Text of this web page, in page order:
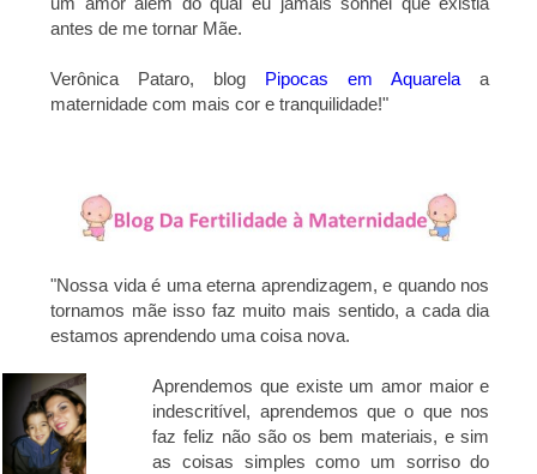
antes de me tornar Mãe.
Verônica Pataro, blog Pipocas em Aquarela a
maternidade com mais cor e tranquilidade!"
"Nossa vida é uma eterna aprendizagem, e quando nos
tornamos mãe isso faz muito mais sentido, a cada dia
estamos aprendendo uma coisa nova.
Aprendemos que existe um amor maior e
indescritível, aprendemos que o que nos
faz feliz não são os bem materiais, e sim
as coisas simples como um sorriso do